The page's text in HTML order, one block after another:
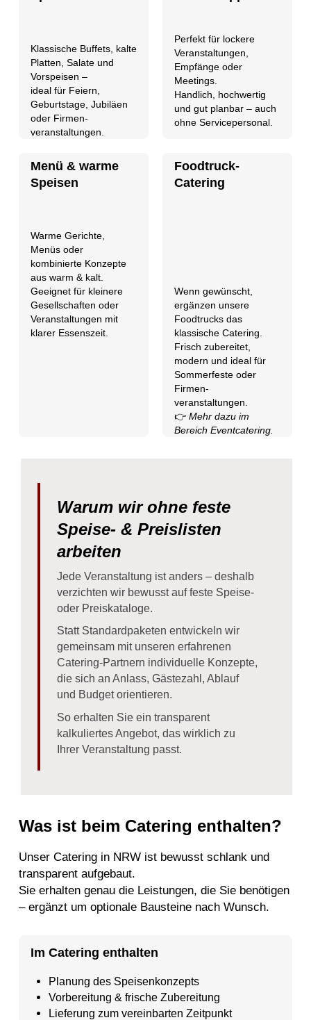
Klassische Buffets, kalte
Platten, Salate und
Vorspeisen –
ideal für Feiern,
Geburtstage, Jubiläen
oder Firmen-
veranstaltungen.
Perfekt für lockere
Veranstaltungen,
Empfänge oder
Meetings.
Handlich, hochwertig
und gut planbar – auch
ohne Servicepersonal.
Menü & warme
Speisen
Warme Gerichte,
Menüs oder
kombinierte Konzepte
aus warm & kalt.
Geeignet für kleinere
Gesellschaften oder
Veranstaltungen mit
klarer Essenszeit.
Foodtruck-
Catering
Wenn gewünscht,
ergänzen unsere
Foodtrucks das
klassische Catering.
Frisch zubereitet,
modern und ideal für
Sommerfeste oder
Firmen-
veranstaltungen.
👉 Mehr dazu im
Bereich Eventcatering.
Warum wir ohne feste
Speise- & Preislisten
arbeiten
Jede Veranstaltung ist anders – deshalb
verzichten wir bewusst auf feste Speise-
oder Preiskataloge.
Statt Standardpaketen entwickeln wir
gemeinsam mit unseren erfahrenen
Catering-Partnern individuelle Konzepte,
die sich an Anlass, Gästezahl, Ablauf
und Budget orientieren.
So erhalten Sie ein transparent
kalkuliertes Angebot, das wirklich zu
Ihrer Veranstaltung passt.
Was ist beim Catering enthalten?
Unser Catering in NRW ist bewusst schlank und
transparent aufgebaut.
Sie erhalten genau die Leistungen, die Sie benötigen
– ergänzt um optionale Bausteine nach Wunsch.
Im Catering enthalten
Planung des Speisenkonzepts
Vorbereitung & frische Zubereitung
Lieferung zum vereinbarten Zeitpunkt